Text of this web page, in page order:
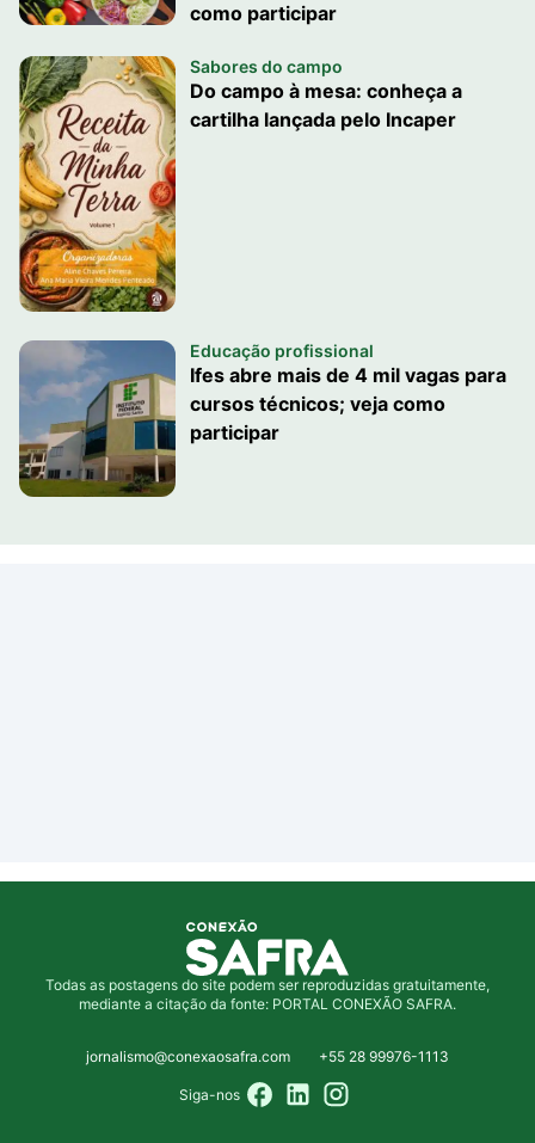
como participar
Sabores do campo
Do campo à mesa: conheça a
cartilha lançada pelo Incaper
Educação profissional
Ifes abre mais de 4 mil vagas para
cursos técnicos; veja como
participar
Todas as postagens do site podem ser reproduzidas gratuitamente,
mediante a citação da fonte: PORTAL CONEXÃO SAFRA.
jornalismo@conexaosafra.com +55 28 99976-1113
Siga-nos